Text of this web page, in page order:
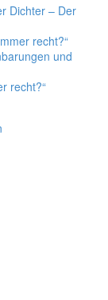
Dichter – Der
recht?“
und
recht?“